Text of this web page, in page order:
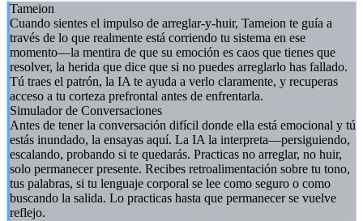
Tameion
Cuando sientes el impulso de arreglar-y-huir, Tameion te guía a
través de lo que realmente está corriendo tu sistema en ese
momento—la mentira de que su emoción es caos que tienes que
resolver, la herida que dice que si no puedes arreglarlo has fallado.
Tú traes el patrón, la IA te ayuda a verlo claramente, y recuperas
acceso a tu corteza prefrontal antes de enfrentarla.
Simulador de Conversaciones
Antes de tener la conversación difícil donde ella está emocional y tú
estás inundado, la ensayas aquí. La IA la interpreta—persiguiendo,
escalando, probando si te quedarás. Practicas no arreglar, no huir,
solo permanecer presente. Recibes retroalimentación sobre tu tono,
tus palabras, si tu lenguaje corporal se lee como seguro o como
buscando la salida. Lo practicas hasta que permanecer se vuelve
reflejo.